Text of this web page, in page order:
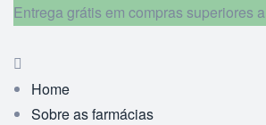
Entrega grátis em compras superiores a
Home
Sobre as farmácias